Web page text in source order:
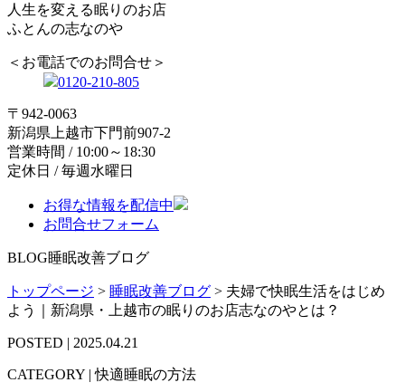
人生を変える眠りのお店
ふとんの志なのや
＜お電話でのお問合せ＞
0120-210-805
〒942-0063
新潟県上越市下門前907-2
営業時間 / 10:00～18:30
定休日 / 毎週水曜日
お得な情報を配信中
お問合せフォーム
BLOG睡眠改善ブログ
トップページ > 睡眠改善ブログ > 夫婦で快眠生活をはじめ
よう｜新潟県・上越市の眠りのお店志なのやとは？
POSTED | 2025.04.21
CATEGORY | 快適睡眠の方法